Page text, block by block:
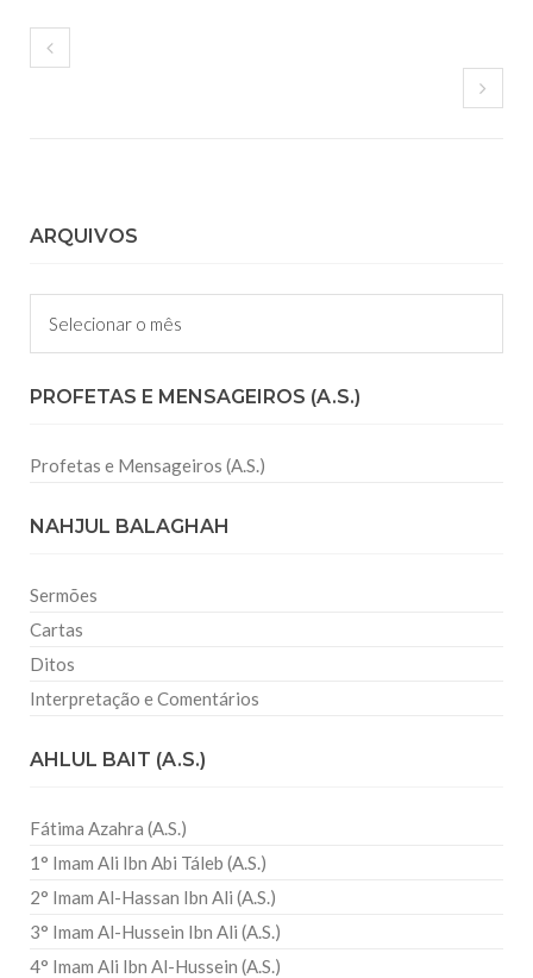
ARQUIVOS
Arquivos
PROFETAS E MENSAGEIROS (A.S.)
Profetas e Mensageiros (A.S.)
NAHJUL BALAGHAH
Sermões
Cartas
Ditos
Interpretação e Comentários
AHLUL BAIT (A.S.)
Fátima Azahra (A.S.)
1° Imam Ali Ibn Abi Táleb (A.S.)
2° Imam Al-Hassan Ibn Ali (A.S.)
3° Imam Al-Hussein Ibn Ali (A.S.)
4° Imam Ali Ibn Al-Hussein (A.S.)